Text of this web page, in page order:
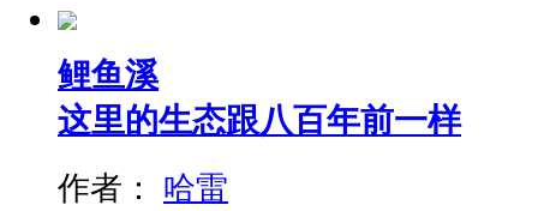
鲤鱼溪
这里的生态跟八百年前一样
作者： 哈雷